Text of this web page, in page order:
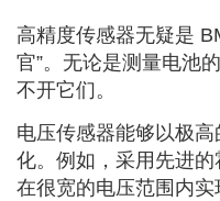
高精度传感器无疑是
官”。无论是测量电池
不开它们。
电压传感器能够以极
化。例如，采用先进
在很宽的电压范围内